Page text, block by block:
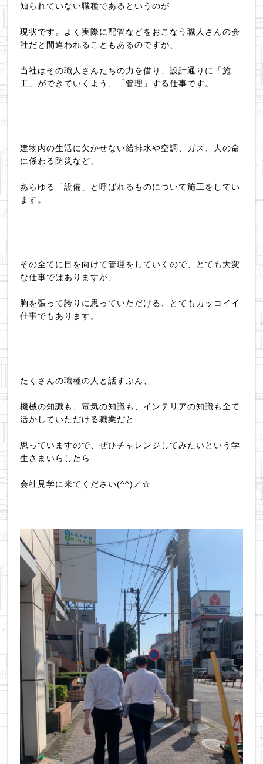
知られていない職種であるというのが
現状です。よく実際に配管などをおこなう職人さんの会
社だと間違われることもあるのですが、
当社はその職人さんたちの力を借り、設計通りに「施
工」ができていくよう、「管理」する仕事です。
建物内の生活に欠かせない給排水や空調、ガス、人の命
に係わる防災など、
あらゆる「設備」と呼ばれるものについて施工をしてい
ます。
その全てに目を向けて管理をしていくので、とても大変
な仕事ではありますが、
胸を張って誇りに思っていただける、とてもカッコイイ
仕事でもあります。
たくさんの職種の人と話すぶん、
機械の知識も、電気の知識も、インテリアの知識も全て
活かしていただける職業だと
思っていますので、ぜひチャレンジしてみたいという学
生さまいらしたら
会社見学に来てください(^^)／☆